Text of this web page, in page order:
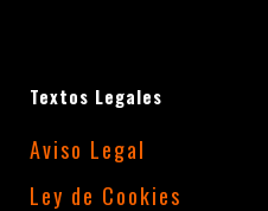
Potencia tu
corporativo
Textos Legales
Aviso Legal
Ley de Cookies